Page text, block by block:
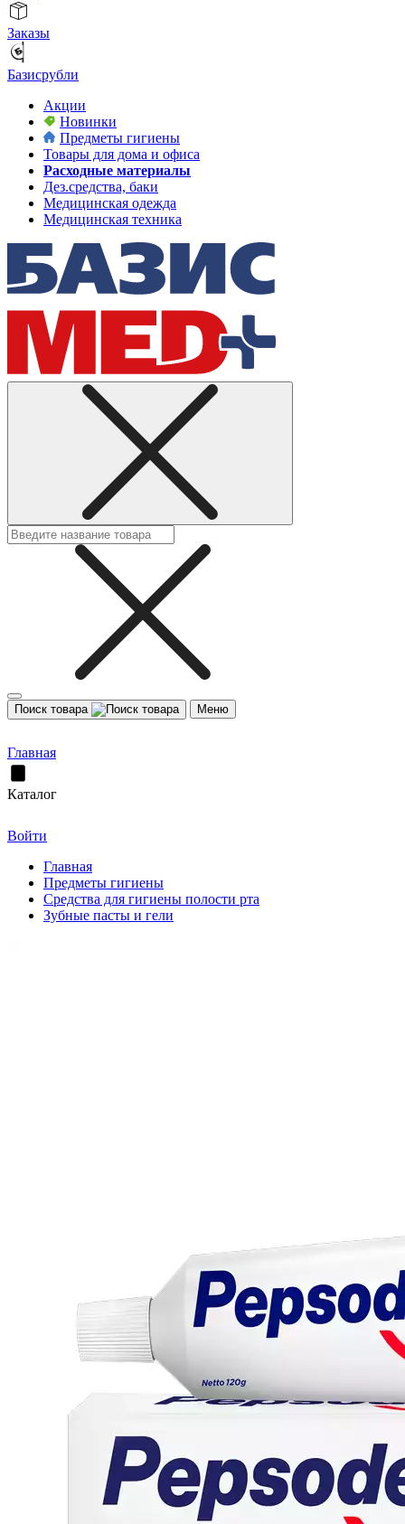
Заказы
Базисрубли
Акции
Новинки
Предметы гигиены
Товары для дома и офиса
Расходные материалы
Дез.средства, баки
Медицинская одежда
Медицинская техника
Поиск товара Меню
Главная
Каталог
Войти
Главная
Предметы гигиены
Средства для гигиены полости рта
Зубные пасты и гели